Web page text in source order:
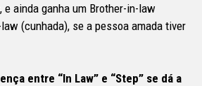
ainda ganha um Brother-in-law
(cunhada), se a pessoa amada tiver
entre “In Law” e “Step” se dá a